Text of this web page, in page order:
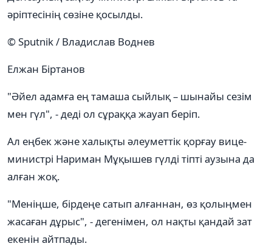
әріптесінің сөзіне қосылды.
© Sputnik / Владислав Воднев
Елжан Біртанов
"Әйел адамға ең тамаша сыйлық – шынайы сезім
мен гүл", - деді ол сұраққа жауап беріп.
Ал еңбек және халықты әлеуметтік қорғау вице-
министрі Нариман Мұқышев гүлді тіпті аузына да
алған жоқ.
"Меніңше, бірдеңе сатып алғаннан, өз қолыңмен
жасаған дұрыс", - дегенімен, ол нақты қандай зат
екенін айтпады.